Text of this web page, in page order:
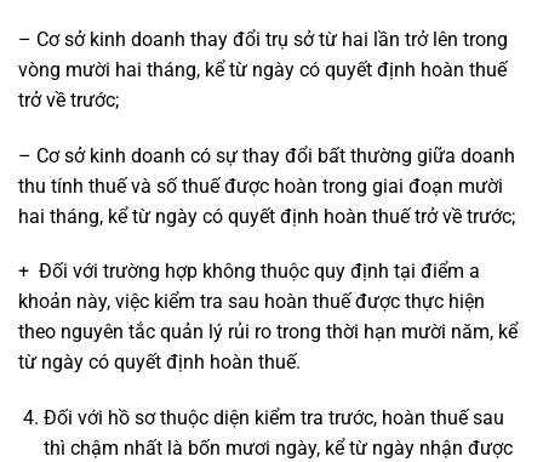
– Cơ sở kinh doanh thay đổi trụ sở từ hai lần trở lên trong
vòng mười hai tháng, kể từ ngày có quyết định hoàn thuế
trở về trước;
– Cơ sở kinh doanh có sự thay đổi bất thường giữa doanh
thu tính thuế và số thuế được hoàn trong giai đoạn mười
hai tháng, kể từ ngày có quyết định hoàn thuế trở về trước;
+ Đối với trường hợp không thuộc quy định tại điểm a
khoản này, việc kiểm tra sau hoàn thuế được thực hiện
theo nguyên tắc quản lý rủi ro trong thời hạn mười năm, kể
từ ngày có quyết định hoàn thuế.
Đối với hồ sơ thuộc diện kiểm tra trước, hoàn thuế sau
thì chậm nhất là bốn mươi ngày, kể từ ngày nhận được